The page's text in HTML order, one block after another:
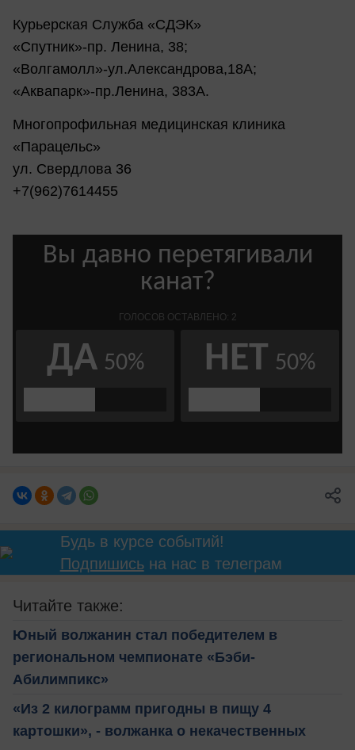
Курьерская Служба «СДЭК»
«Спутник»-пр. Ленина, 38;
«Волгамолл»-ул.Александрова,18А;
«Аквапарк»-пр.Ленина, 383А.
Многопрофильная медицинская клиника
«Парацельс»
ул. Свердлова 36
+7(962)7614455
Будь в курсе событий!
Подпишисьна нас в телеграм
Читайте также:
Юный волжанин стал победителем в
региональном чемпионате «Бэби-
Абилимпикс»
«Из 2 килограмм пригодны в пищу 4
картошки», - волжанка о некачественных